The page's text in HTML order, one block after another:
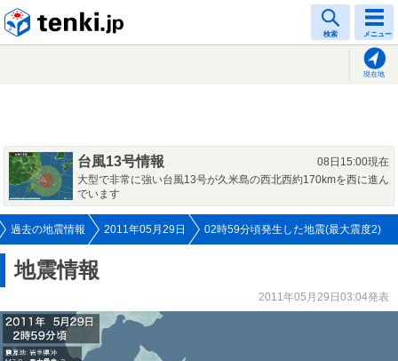
検索 メニュー
現在地
台風13号情報
08日15:00現在
大型で非常に強い台風13号が久米島の西北西約170kmを西に進ん
でいます
過去の地震情報 2011年05月29日 02時59分頃発生した地震(最大震度2)
地震情報
2011年05月29日03:04発表